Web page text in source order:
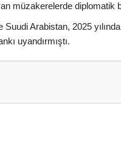
müzakerelerde diplomatik
Arabistan, 2025
uyandırmıştı.